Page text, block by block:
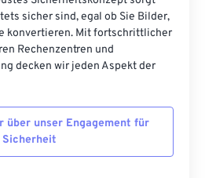
sicher sind, egal ob Sie Bilder,
konvertieren. Mit fortschrittlicher
Rechenzentren und
decken wir jeden Aspekt der
über unser Engagement für
Sicherheit